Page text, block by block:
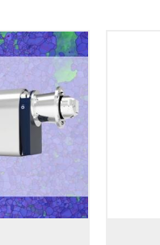
EBSD探测
技术。它为
性能、易用性
的特点。